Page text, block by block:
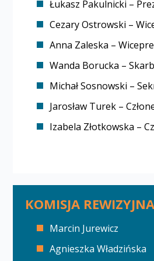
Łukasz Pakulnicki –
Cezary Ostrowski –
Anna Zaleska –
Wanda Borucka –
Michał Sosnowski –
Jarosław Turek –
Izabela Złotkowska –
KOMISJA
Marcin Jurewicz
Agnieszka Władzińska